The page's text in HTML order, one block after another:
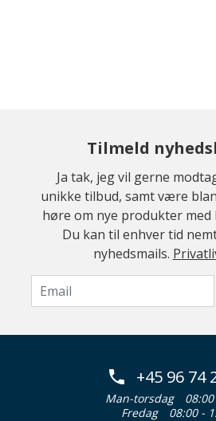
Tilmeld
Ja tak, jeg vil gerne
unikke tilbud, samt være
høre om nye produkter
Du kan til enhver tid
nyhedsmails.
+45 96 74
Man-torsdag
Fredag
08:00 -